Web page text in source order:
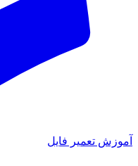
آموزش تعمیر فایل